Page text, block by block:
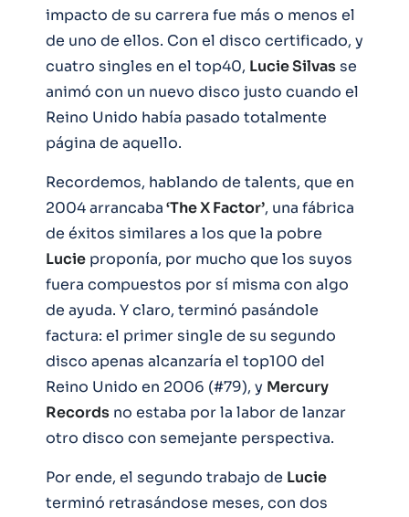
impacto de su carrera fue más o menos el
de uno de ellos. Con el disco certificado, y
cuatro singles en el top40, Lucie Silvasse
animó con un nuevo disco justo cuando el
Reino Unido había pasado totalmente
página de aquello.
Recordemos, hablando de talents, que en
2004 arrancaba‘The X Factor’, una fábrica
de éxitos similares a los que la pobre
Lucie proponía, por mucho que los suyos
fuera compuestos por sí misma con algo
de ayuda. Y claro, terminó pasándole
factura: el primer single de su segundo
disco apenas alcanzaría el top100 del
Reino Unido en 2006 (#79), y Mercury
Records no estaba por la labor de lanzar
otro disco con semejante perspectiva.
Por ende, el segundo trabajo de Lucie
terminó retrasándose meses, con dos